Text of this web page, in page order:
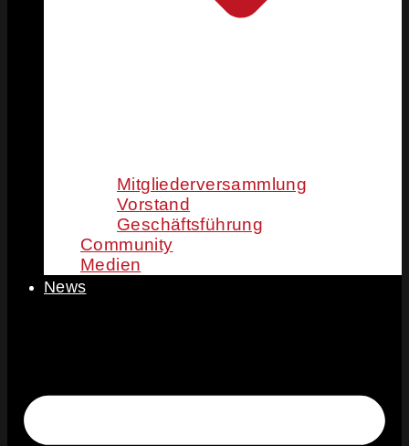
Mitgliederversammlung
Vorstand
Geschäftsführung
Community
Medien
News